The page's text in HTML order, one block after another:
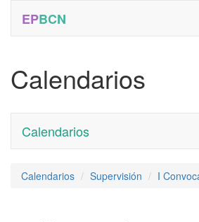
EPBCN
Calendarios
Calendarios
Calendarios Supervisión I